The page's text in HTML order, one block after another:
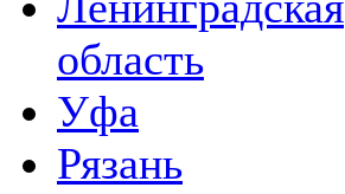
область
Уфа
Рязань